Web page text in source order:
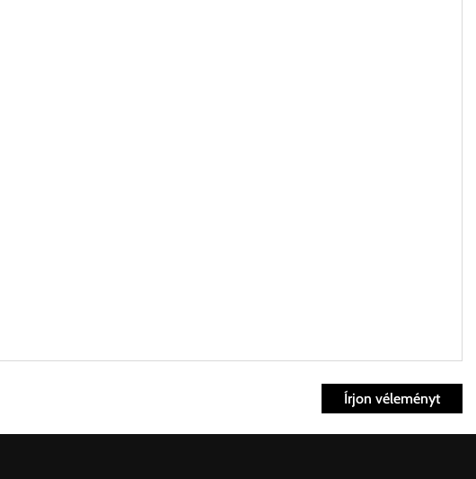
egyeztetett időpontban.
Írjon véleményt